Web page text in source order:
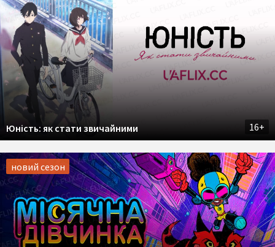
16+
Юність: як стати звичайними
новий сезон